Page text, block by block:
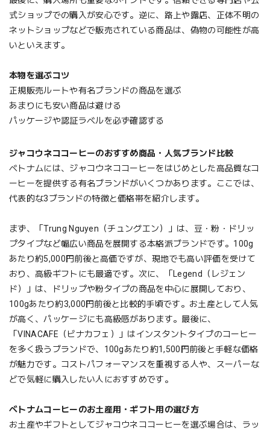
式ショップでの購入が安心です。逆に、路上や露店、正体不明の
ネットショップなどで販売されている商品は、偽物の可能性が高
いといえます。
本物を選ぶコツ
正規販売ルートや有名ブランドの商品を選ぶ
あまりにも安い商品は避ける
パッケージや認証ラベルを必ず確認する
ジャコウネココーヒーのおすすめ商品・人気ブランド比較
ベトナムには、ジャコウネココーヒーをはじめとした高品質なコ
ーヒーを提供する有名ブランドがいくつかあります。ここでは、
代表的な3ブランドの特徴と価格帯を紹介します。
まず、「Trung Nguyen（チュングエン）」は、豆・粉・ドリッ
プタイプなど幅広い商品を展開する本格派ブランドです。100g
あたり約5,000円前後と高価ですが、現地でも高い評価を受けて
おり、高級ギフトにも最適です。次に、「Legend（レジェン
ド）」は、ドリップや粉タイプの商品を中心に展開しており、
100gあたり約3,000円前後と比較的手頃です。お土産として人気
が高く、パッケージにも高級感があります。最後に、
「VINACAFE（ビナカフェ）」はインスタントタイプのコーヒー
を多く扱うブランドで、100gあたり約1,500円前後と手軽な価格
が魅力です。コストパフォーマンスを重視する人や、スーパーな
どで気軽に購入したい人におすすめです。
ベトナムコーヒーのお土産用・ギフト用の選び方
お土産やギフトとしてジャコウネココーヒーを選ぶ場合は、ラッ